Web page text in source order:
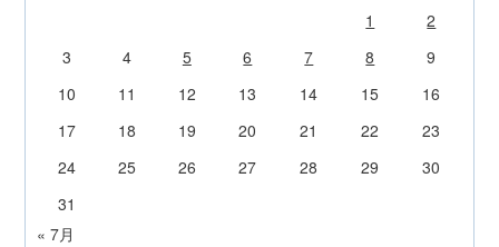
1
2
3
4 5 6 7 8
9
10
11 12 13 14 15
16
17
18 19 20 21 22
23
24
25 26 27 28 29
30
31
« 7月